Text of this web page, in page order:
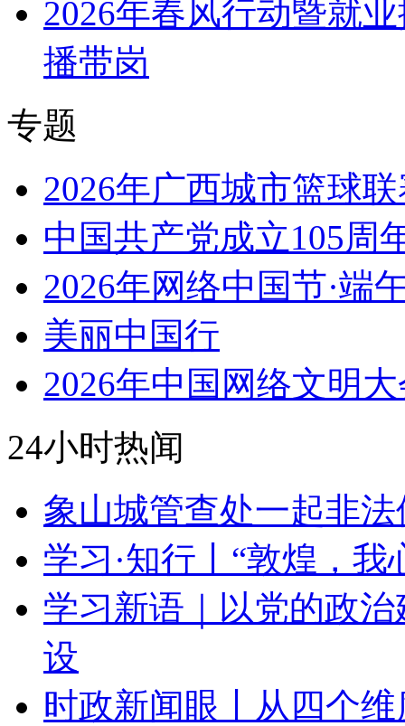
2026年春风行动暨就
播带岗
专题
2026年广西城市篮球
中国共产党成立105周
2026年网络中国节·端
美丽中国行
2026年中国网络文明
24小时热闻
象山城管查处一起非
学习·知行丨“敦煌，我
学习新语｜以党的政
设
时政新闻眼丨从四个